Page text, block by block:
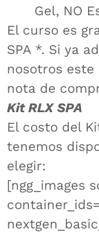
Gel, NO
El curso es
SPA *. Si ya
nosotros
nota de
Kit RLX SPA
El costo del
tenemos
elegir:
[ngg_images